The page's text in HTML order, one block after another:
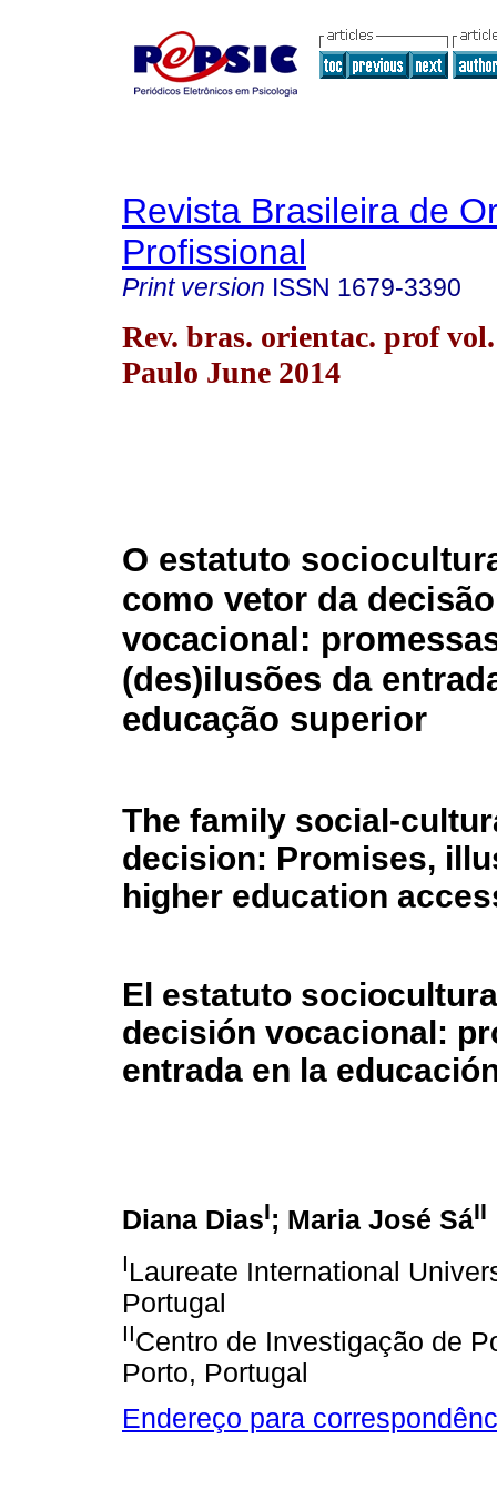
Revista Brasileira de
Profissional
Print version ISSN 1679-3390
Rev. bras. orientac. prof
Paulo June 2014
O estatuto
como vetor da decisão
vocacional:
(des)ilusões da
educação superior
The family social-
decision: Promises,
higher education
El estatuto
decisión vocacional:
entrada en la
Diana DiasI; Maria José SáII
ILaureate International
Portugal
IICentro de Investigação de
Porto, Portugal
Endereço para